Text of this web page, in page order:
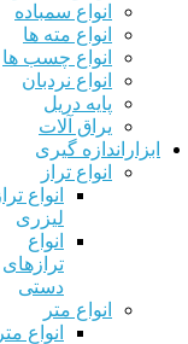
انواع سمباده
انواع مته ها
انواع چسب ها
انواع نردبان
پایه دریل
یراق آلات
گیری
انواع تراز
انواع تراز
لیزری
انواع
ترازهای
دستی
انواع متر
انواع متر